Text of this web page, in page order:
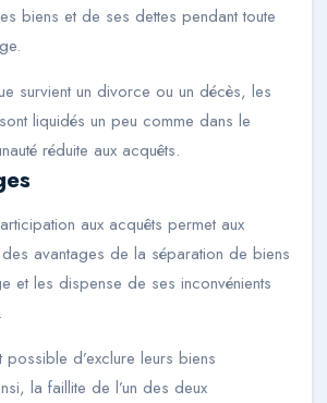
biens et de ses dettes pendant toute
survient un divorce ou un décès, les
liquidés un peu comme dans le
réduite aux acquêts.
aux acquêts permet aux
avantages de la séparation de biens
et les dispense de ses inconvénients
d’exclure leurs biens
la faillite de l’un des deux